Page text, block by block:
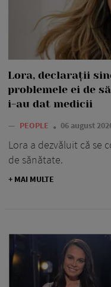
Lora, declarații
problemele ei de
i-au dat medicii
— PEOPLE 06 august
Lora a dezvăluit că se
de sănătate.
+ MAI MULTE